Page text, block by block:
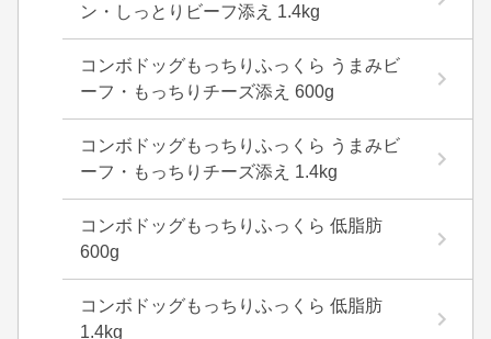
ン・しっとりビーフ添え 1.4kg
コンボドッグもっちりふっくら うまみビ
ーフ・もっちりチーズ添え 600g
コンボドッグもっちりふっくら うまみビ
ーフ・もっちりチーズ添え 1.4kg
コンボドッグもっちりふっくら 低脂肪
600g
コンボドッグもっちりふっくら 低脂肪
1.4kg